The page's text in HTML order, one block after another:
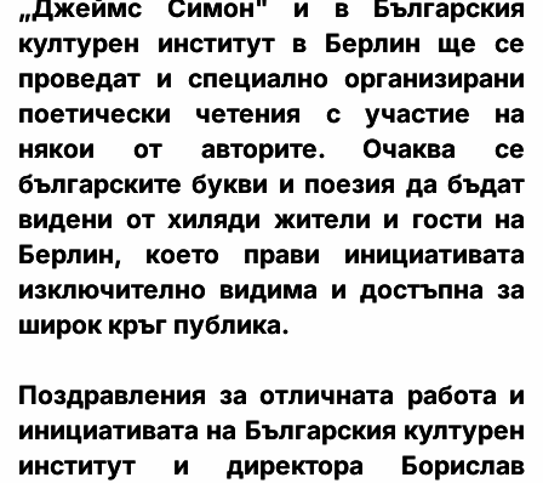
„Джеймс Симон" и в Българския
културен институт в Берлин ще се
проведат и специално организирани
поетически четения с участие на
някои от авторите. Очаква се
българските букви и поезия да бъдат
видени от хиляди жители и гости на
Берлин, което прави инициативата
изключително видима и достъпна за
широк кръг публика.
Поздравления за отличната работа и
инициативата на Българския културен
институт и директора Борислав